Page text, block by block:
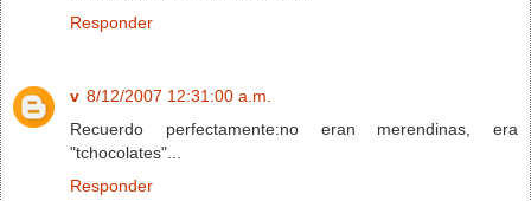
Responder
v 8/12/2007 12:31:00 a.m.
Recuerdo perfectamente:no eran merendinas, era
"tchocolates"...
Responder